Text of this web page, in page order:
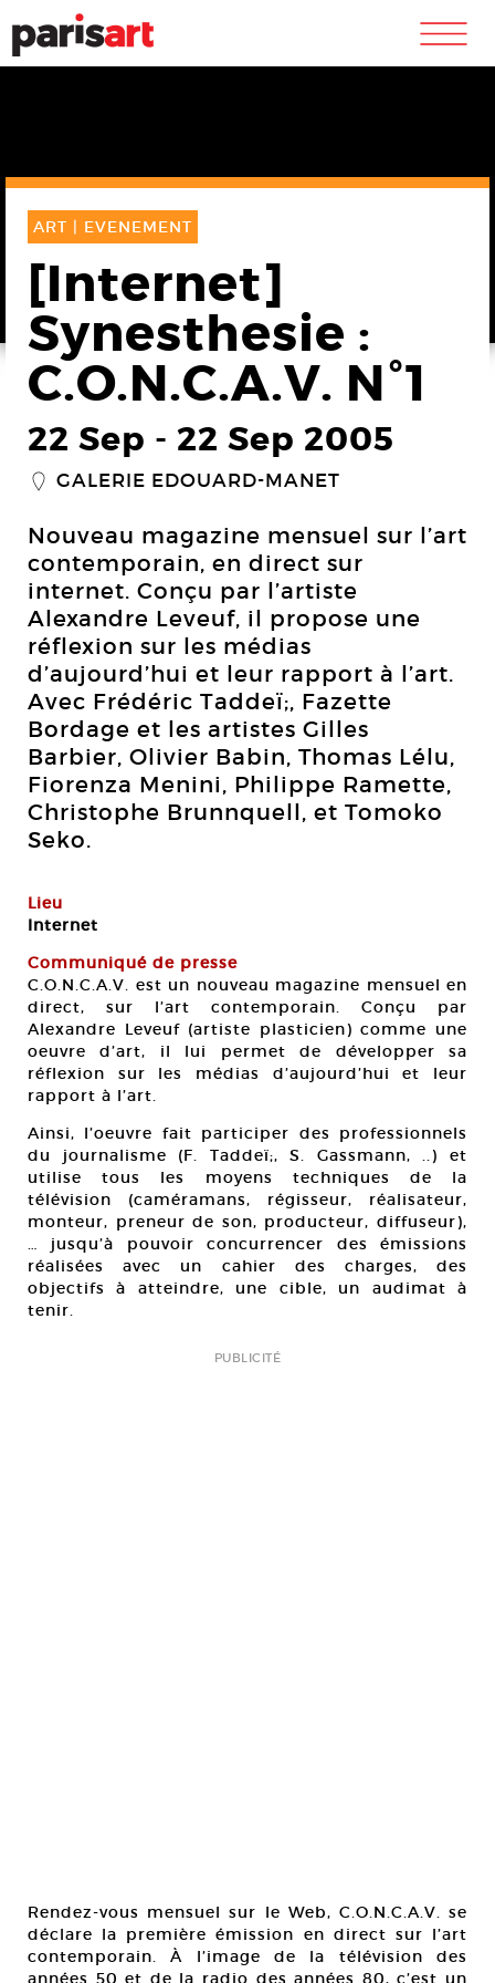
m
ART | EVENEMENT
[Internet]
Synesthesie :
C.O.N.C.A.V. N°1
22 Sep - 22 Sep 2005
_ GALERIE EDOUARD-MANET
Nouveau magazine mensuel sur l’art
contemporain, en direct sur
internet. Conçu par l’artiste
Alexandre Leveuf, il propose une
réflexion sur les médias
d’aujourd’hui et leur rapport à l’art.
Avec Frédéric Taddeï;, Fazette
Bordage et les artistes Gilles
Barbier, Olivier Babin, Thomas Lélu,
Fiorenza Menini, Philippe Ramette,
Christophe Brunnquell, et Tomoko
Seko.
Lieu
Internet
Communiqué de presse
C.O.N.C.A.V. est un nouveau magazine mensuel en
direct, sur l’art contemporain. Conçu par
Alexandre Leveuf (artiste plasticien) comme une
oeuvre d’art, il lui permet de développer sa
réflexion sur les médias d’aujourd’hui et leur
rapport à l’art.
Ainsi, l’oeuvre fait participer des professionnels
du journalisme (F. Taddeï;, S. Gassmann, ..) et
utilise tous les moyens techniques de la
télévision (caméramans, régisseur, réalisateur,
monteur, preneur de son, producteur, diffuseur),
… jusqu’à pouvoir concurrencer des émissions
réalisées avec un cahier des charges, des
objectifs à atteindre, une cible, un audimat à
tenir.
PUBLICITÉ
Rendez-vous mensuel sur le Web, C.O.N.C.A.V. se
déclare la première émission en direct sur l’art
contemporain. À l’image de la télévision des
années 50 et de la radio des années 80, c’est un